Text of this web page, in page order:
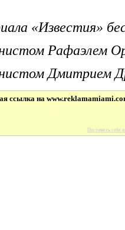
«Известия»
Рафаэлем
Дмитрием
ссылка на
Поставить себе